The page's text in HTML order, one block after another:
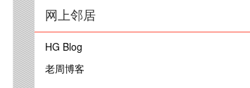
网上邻居
HG Blog
老周博客